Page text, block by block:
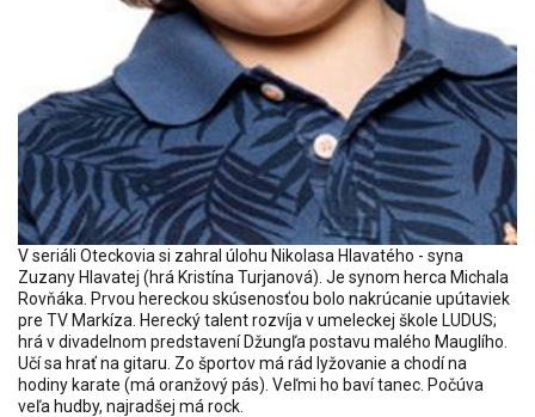
V seriáli Oteckovia si zahral úlohu Nikolasa Hlavatého - syna
Zuzany Hlavatej (hrá Kristína Turjanová). Je synom herca Michala
Rovňáka. Prvou hereckou skúsenosťou bolo nakrúcanie upútaviek
pre TV Markíza. Herecký talent rozvíja v umeleckej škole LUDUS;
hrá v divadelnom predstavení Džungľa postavu malého Mauglího.
Učí sa hrať na gitaru. Zo športov má rád lyžovanie a chodí na
hodiny karate (má oranžový pás). Veľmi ho baví tanec. Počúva
veľa hudby, najradšej má rock.